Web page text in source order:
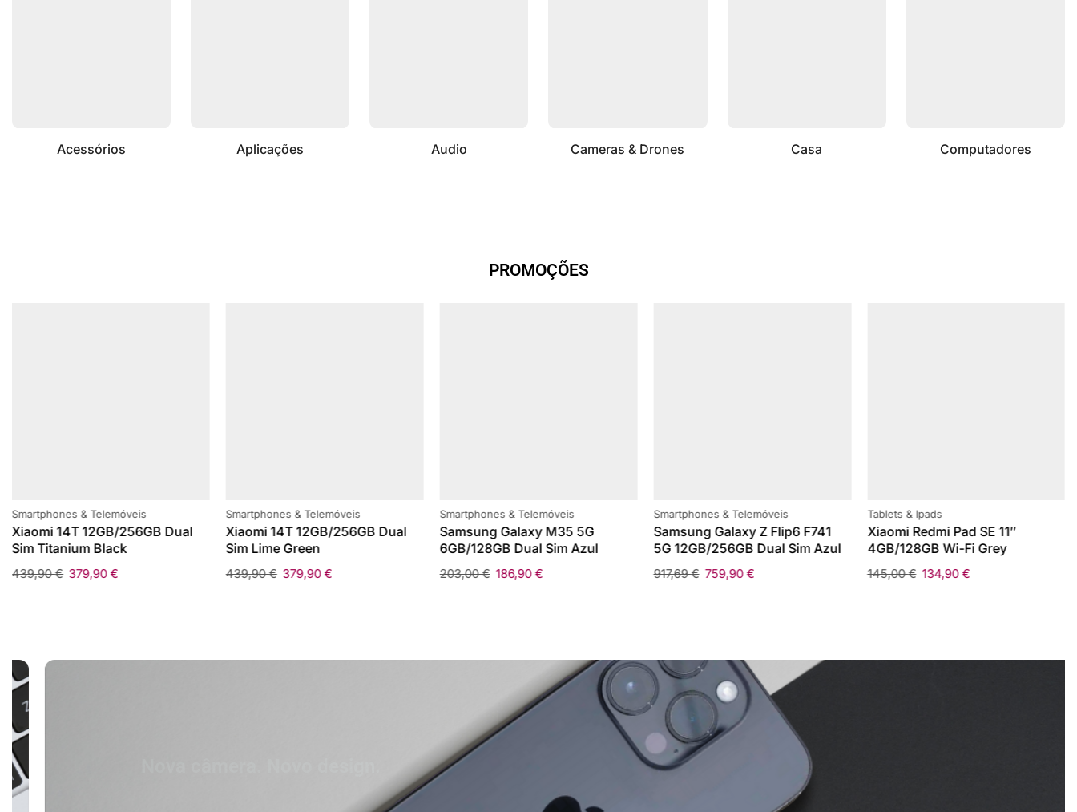
Acessórios Aplicações Audio Cameras & Drones Casa Computadores
PROMOÇÕES
Smartphones & Telemóveis
Xiaomi 14T 12GB/256GB Dual
Sim Titanium Black
439,90€ 379,90€
Smartphones & Telemóveis
Xiaomi 14T 12GB/256GB Dual
Sim Lime Green
439,90€ 379,90€
Smartphones & Telemóveis
Samsung Galaxy M35 5G
6GB/128GB Dual Sim Azul
203,00€ 186,90€
Smartphones & Telemóveis
Samsung Galaxy Z Flip6 F741
5G 12GB/256GB Dual Sim Azul
917,69€ 759,90€
Tablets & Ipads
Xiaomi Redmi Pad SE 11″
4GB/128GB Wi-Fi Grey
145,00€ 134,90€